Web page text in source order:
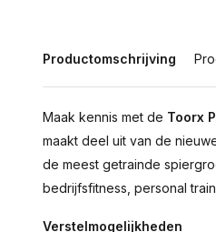
Productomschrijving
Maak kennis met de Toorx
maakt deel uit van de
de meest getrainde
bedrijfsfitness, personal
Verstelmogelijkheden